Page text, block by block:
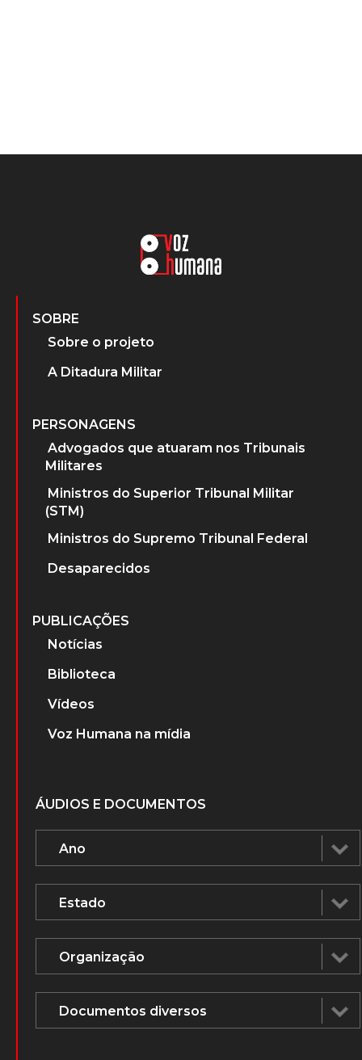
SOBRE
Sobre o projeto
A Ditadura Militar
PERSONAGENS
Advogados que atuaram nos Tribunais
Militares
Ministros do Superior Tribunal Militar
(STM)
Ministros do Supremo Tribunal Federal
Desaparecidos
PUBLICAÇÕES
Notícias
Biblioteca
Vídeos
Voz Humana na mídia
ÁUDIOS E DOCUMENTOS